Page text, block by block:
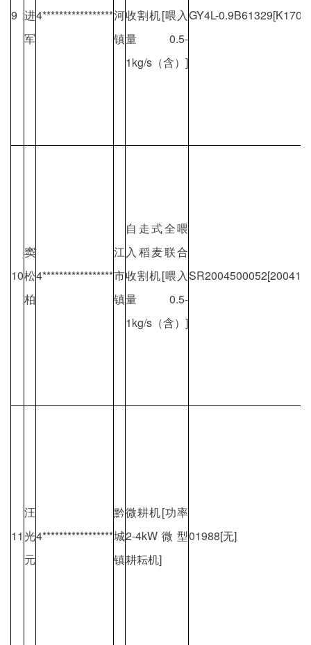
9 进
军
4*****************河
镇
收割机[喂入
量0.5-
1kg/s（含）]
GY4L-
10
窦
松
柏
4*****************
江
市
镇
自走式全喂
入稻麦联合
收割机[喂入
量0.5-
1kg/s（含）]
11
汪
光
元
4*****************
黔
城
镇
微耕机[功率
2-4kW微型
耕耘机]
01988[无]